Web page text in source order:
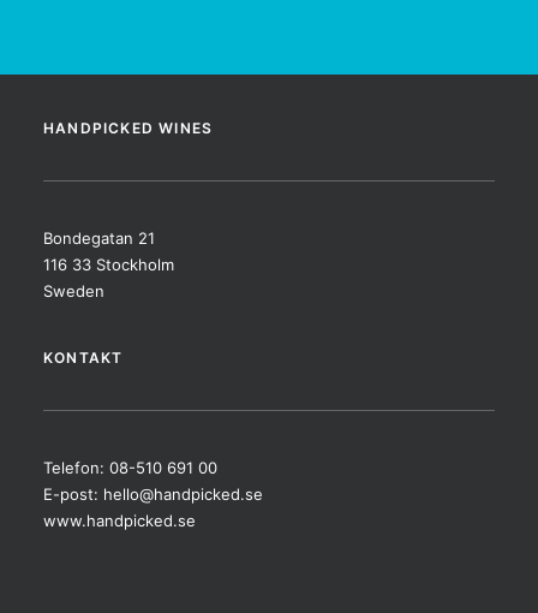
HANDPICKED WINES
Bondegatan 21
116 33 Stockholm
Sweden
KONTAKT
Telefon: 08-510 691 00
E-post: hello@handpicked.se
www.handpicked.se